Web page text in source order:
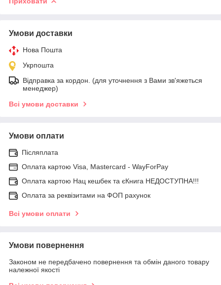
Умови доставки
Нова Пошта
Укрпошта
Відправка за кордон. (для уточнення з Вами зв'яжеться
менеджер)
Всі умови доставки
Умови оплати
Післяплата
Оплата картою Visa, Mastercard - WayForPay
Оплата картою Нац кешбек та єКнига НЕДОСТУПНА!!!
Оплата за реквізитами на ФОП рахунок
Всі умови оплати
Умови повернення
Законом не передбачено повернення та обмін даного товару
належної якості